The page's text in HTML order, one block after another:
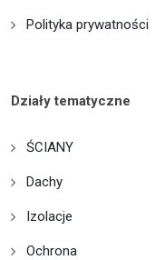
Polityka prywatności
Działy tematyczne
ŚCIANY
Dachy
Izolacje
Ochrona